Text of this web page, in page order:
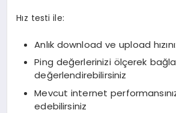
Hız testi ile:
Anlık download ve upload
Ping değerlerinizi ölçerek
değerlendirebilirsiniz
Mevcut internet
edebilirsiniz